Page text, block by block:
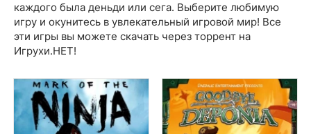
каждого была деньди или сега. Выберите любимую
игру и окунитесь в увлекательный игровой мир! Все
эти игры вы можете скачать через торрент на
Игрухи.НЕТ!